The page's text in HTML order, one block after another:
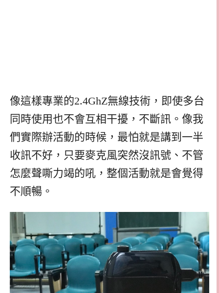
像這樣專業的2.4GhZ無線技術，即使多台
同時使用也不會互相干擾，不斷訊。像我
們實際辦活動的時候，最怕就是講到一半
收訊不好，只要麥克風突然沒訊號、不管
怎麼聲嘶力竭的吼，整個活動就是會覺得
不順暢。